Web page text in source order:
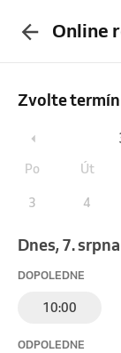
Online
Zvolte termín
Po Út
3 4
Dnes, 7.
DOPOLEDNE
10:00
ODPOLEDNE